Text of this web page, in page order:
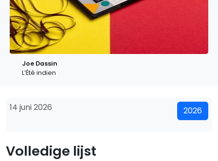
Joe Dassin
L’Été indien
14 juni 2026 2026
Volledige lijst